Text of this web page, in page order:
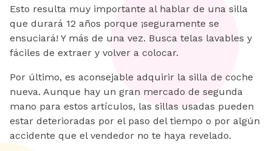
Esto resulta muy importante al hablar de una silla
que durará 12 años porque ¡seguramente se
ensuciará! Y más de una vez. Busca telas lavables y
fáciles de extraer y volver a colocar.
Por último, es aconsejable adquirir la silla de coche
nueva. Aunque hay un gran mercado de segunda
mano para estos artículos, las sillas usadas pueden
estar deterioradas por el paso del tiempo o por algún
accidente que el vendedor no te haya revelado.